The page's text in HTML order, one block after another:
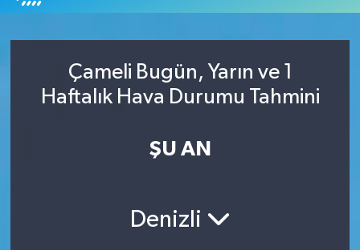
Çameli Bugün, Yarın ve 1
Haftalık Hava Durumu Tahmini
ŞU AN
Denizli
Genel
Gündem
Trafik Durumu
Süper Lig Puan Durumu ve Fikstür